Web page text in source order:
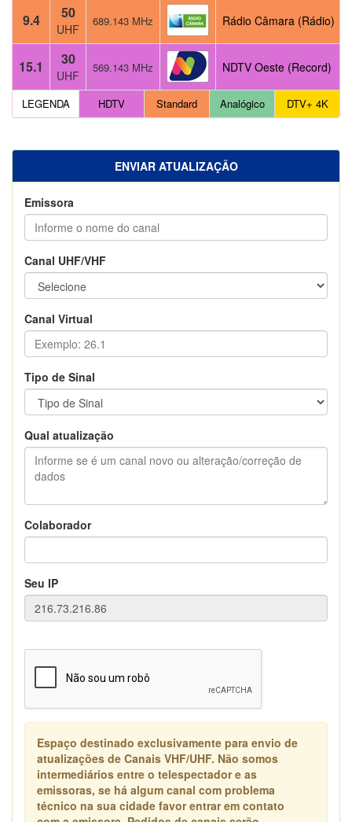
9.4 50
UHF
689.143 MHz Rádio Câmara (Rádio)
15.1 30
UHF
569.143 MHz NDTV Oeste (Record)
LEGENDA HDTV Standard Analógico DTV+ 4K
ENVIAR ATUALIZAÇÃO
Emissora
Canal UHF/VHF
Canal Virtual
Tipo de Sinal
Qual atualização
Colaborador
Seu IP
Espaço destinado exclusivamente para envio de
atualizações de Canais VHF/UHF. Não somos
intermediários entre o telespectador e as
emissoras, se há algum canal com problema
técnico na sua cidade favor entrar em contato